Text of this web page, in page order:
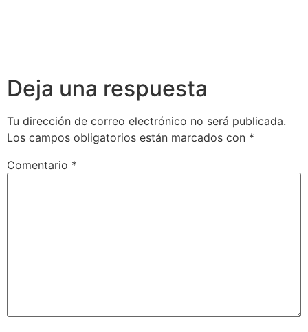
Deja una respuesta
Tu dirección de correo electrónico no será publicada.
Los campos obligatorios están marcados con *
Comentario *